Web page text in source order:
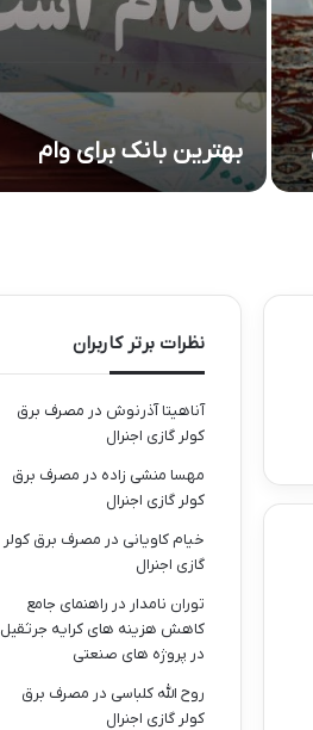
بهترین بانک‌ برای وام
نظرات برتر کاربران
آناهیتا آذرنوش در مصرف برق
کولر گازی اجنرال
مهسا منشی زاده در مصرف برق
کولر گازی اجنرال
خیام کاویانی در مصرف برق کولر
گازی اجنرال
توران نامدار در راهنمای جامع
کاهش هزینه های کرایه جرثقیل
در پروژه های صنعتی
روح الله کلباسی در مصرف برق
کولر گازی اجنرال